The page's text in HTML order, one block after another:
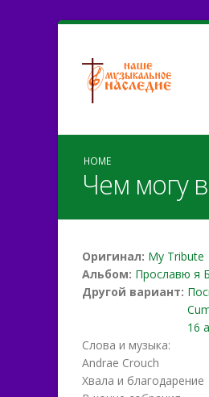
HOME
Чем могу
Оригинал: My Tribute
Альбом: Прославю я
Другой вариант:
16
Слова и музыка:
Andrae Crouch
Хвала и благодарение